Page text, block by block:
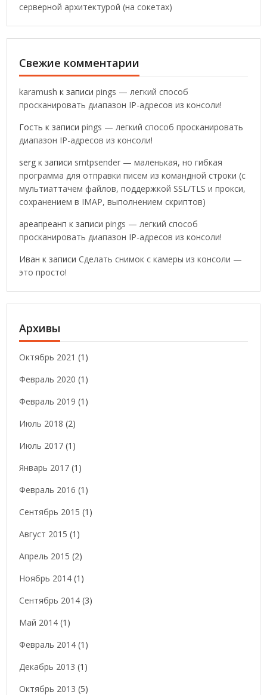
серверной архитектурой (на сокетах)
Свежие комментарии
karamush к записиpings — легкий способ
просканировать диапазон IP-адресов из консоли!
Гость к записиpings — легкий способ просканировать
диапазон IP-адресов из консоли!
serg к записи smtpsender — маленькая, но гибкая
программа для отправки писем из командной строки (с
мультиаттачем файлов, поддержкой SSL/TLS и прокси,
сохранением в IMAP, выполнением скриптов)
ареапреанп к записиpings — легкий способ
просканировать диапазон IP-адресов из консоли!
Иван к записиСделать снимок с камеры из консоли —
это просто!
Архивы
Октябрь 2021 (1)
Февраль 2020 (1)
Февраль 2019 (1)
Июль 2018 (2)
Июль 2017 (1)
Январь 2017 (1)
Февраль 2016 (1)
Сентябрь 2015 (1)
Август 2015 (1)
Апрель 2015 (2)
Ноябрь 2014 (1)
Сентябрь 2014 (3)
Май 2014 (1)
Февраль 2014 (1)
Декабрь 2013 (1)
Октябрь 2013 (5)